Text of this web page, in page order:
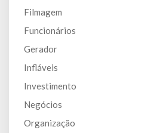
Filmagem
Funcionários
Gerador
Infláveis
Investimento
Negócios
Organização